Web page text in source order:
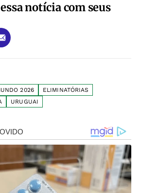
notícia com seus
2026
ELIMINATÓRIAS
URUGUAI